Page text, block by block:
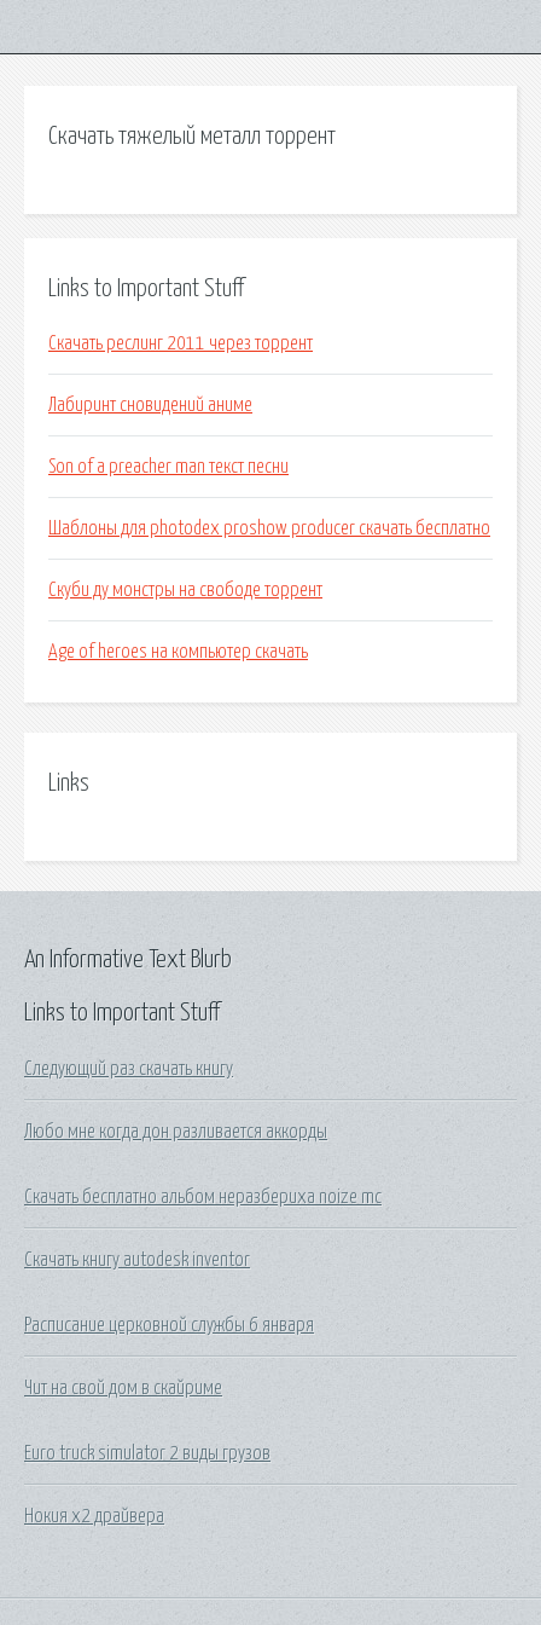
Скачать тяжелый металл торрент
Links to Important Stuff
Скачать реслинг 2011 через торрент
Лабиринт сновидений аниме
Son of a preacher man текст песни
Шаблоны для photodex proshow producer скачать бесплатно
Скуби ду монстры на свободе торрент
Age of heroes на компьютер скачать
Links
Links to Important Stuff
Следующий раз скачать книгу
Любо мне когда дон разливается аккорды
Скачать бесплатно альбом неразбериха noize mc
Скачать книгу autodesk inventor
Расписание церковной службы 6 января
Чит на свой дом в скайриме
Euro truck simulator 2 виды грузов
Нокия x2 драйвера
An Informative Text Blurb